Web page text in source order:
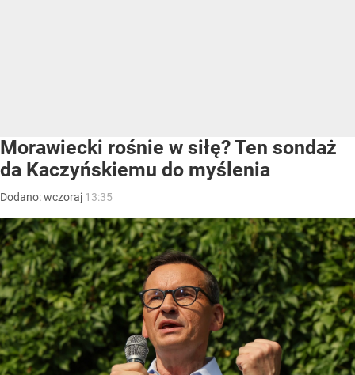
Morawiecki rośnie w siłę? Ten sondaż
da Kaczyńskiemu do myślenia
Dodano:wczoraj 13:35